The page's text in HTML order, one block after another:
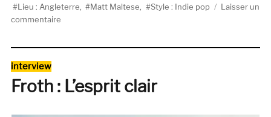
Lieu : Angleterre, Matt Maltese, Style : Indie pop
Laisser un
commentairesur
Records)
Catégories
interview
Froth : L’esprit clair